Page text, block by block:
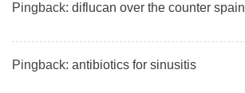
Pingback: diflucan over the counter spain
Pingback: antibiotics for sinusitis